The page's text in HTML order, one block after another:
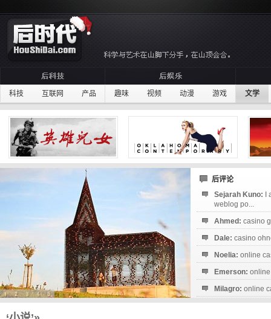
科技 互联网 产品 趣味 视频 动漫 游戏 文学
后评论
Sejarah Kuno:
weblog po...
Ahmed: casino
Dale: casino
Noelia: online
Emerson:
Milagro: online